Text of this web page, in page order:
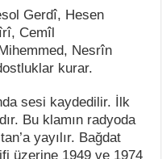
Gerdî, Hesen
Cemîl
Nesrîn
kurar.
sesi kaydedilir. İlk
Bu klamın radyoda
yayılır. Bağdat
üzerine 1949 ve 1974